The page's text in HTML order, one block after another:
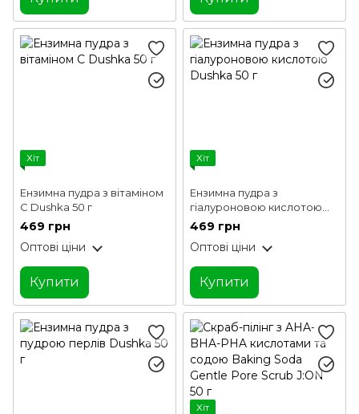
Хіт
Ензимна пудра з вітаміном
С Dushka 50 г
469 грн
Оптові ціни
Купити
Хіт
Ензимна пудра з
гіалуроновою кислотою
Dushka 50 г
469 грн
Оптові ціни
Купити
Хіт